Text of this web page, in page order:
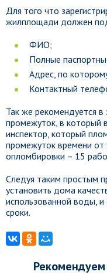
Для того что
жилплощади должен
ФИО;
Полные
Адрес, по
Контактный
Так же рекомендуется в
промежуток, в который
инспектор, который
промежуток времени от
опломбировки – 15
Следуя таким простым
установить дома
использованной воды,
сроки.
Рекомендуем